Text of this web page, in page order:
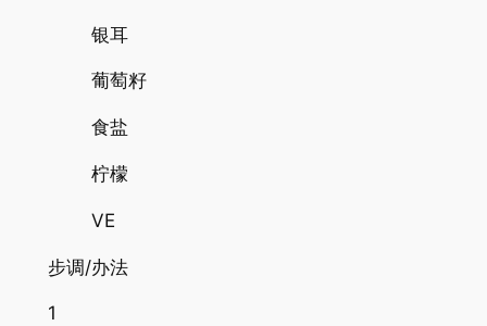
银耳
葡萄籽
食盐
柠檬
VE
步调/办法
1